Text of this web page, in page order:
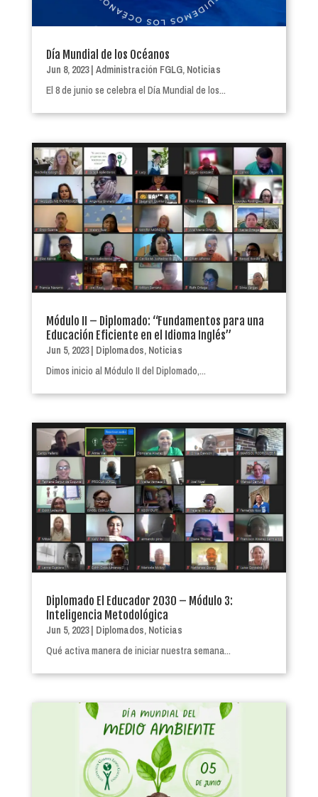
Día Mundial de los Océanos
Jun 8, 2023| Administración FGLG, Noticias
El 8 de junio se celebra el Día Mundial de los...
Módulo II – Diplomado: “Fundamentos para una
Educación Eficiente en el Idioma Inglés”
Jun 5, 2023| Diplomados, Noticias
Dimos inicio al Módulo II del Diplomado,...
Diplomado El Educador 2030 – Módulo 3:
Inteligencia Metodológica
Jun 5, 2023| Diplomados, Noticias
Qué activa manera de iniciar nuestra semana...